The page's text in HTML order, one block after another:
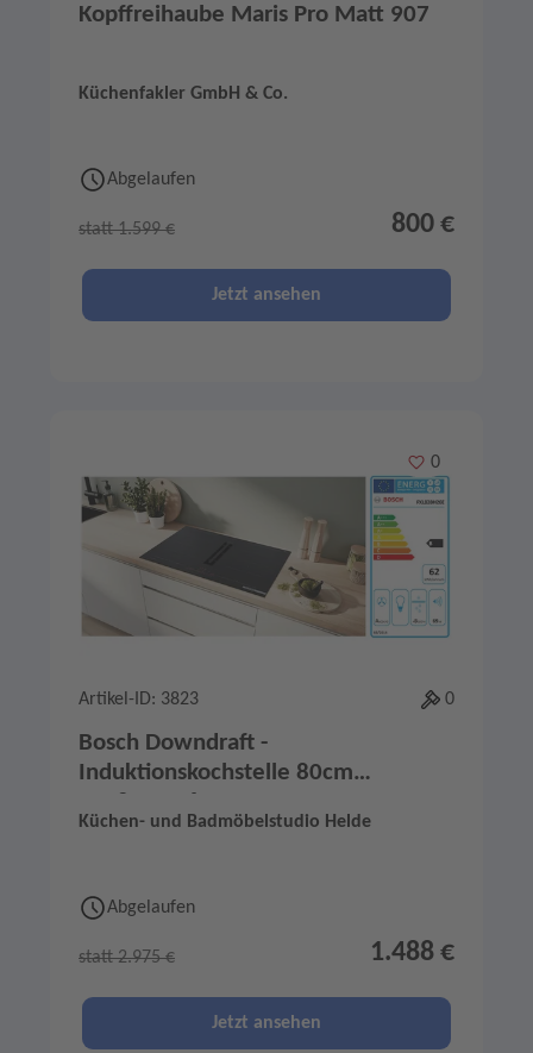
Kopffreihaube Maris Pro Matt 907
Küchenfakler GmbH & Co.
Abgelaufen
statt 1.599 € 800 €
Jetzt ansehen
Merken
0
Artikel-ID: 3823 0
Bosch Downdraft -
Induktionskochstelle 80cm
Küchen- und Badmöbelstudio Helde
Abgelaufen
statt 2.975 € 1.488 €
Jetzt ansehen